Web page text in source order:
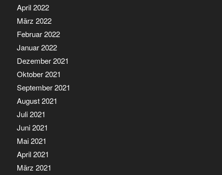
April 2022
März 2022
Februar 2022
Januar 2022
Dezember 2021
Oktober 2021
September 2021
August 2021
Juli 2021
Juni 2021
Mai 2021
April 2021
März 2021